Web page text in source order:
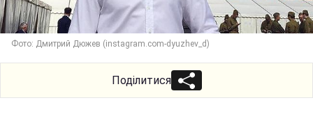
Фото: Дмитрий Дюжев (instagram.com-dyuzhev_d)
Поділитися